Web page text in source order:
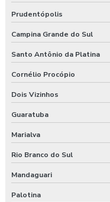
Prudentópolis
Campina Grande do Sul
Santo Antônio da Platina
Cornélio Procópio
Dois Vizinhos
Guaratuba
Marialva
Rio Branco do Sul
Mandaguari
Palotina